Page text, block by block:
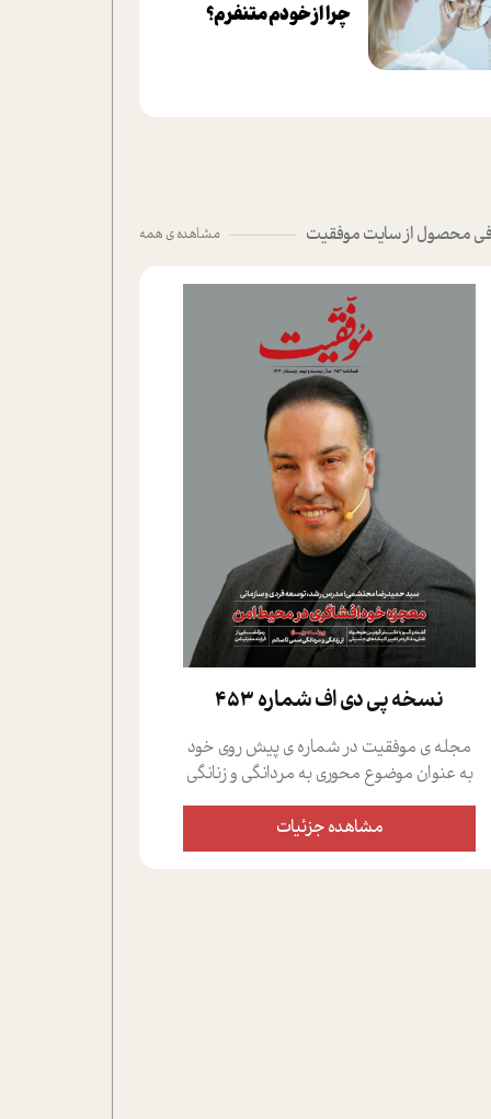
چرا از خودم متنفرم؟
محصول از سایت موفقیت مشاهده ی همه
نسخه پي دي اف شماره 453
مجله ی موفقیت در شماره ی پیش روی خود
به عنوان موضوع محوری به مردانگی و زنانگی
سمی پرداخته است؛ علاوه بر این که؛ گفت و
گویی اختصاصی داشته ایم با فردین علیخواه،
جامعه شناس در بخش های مختلف تلاش
مشاهده جزئیات